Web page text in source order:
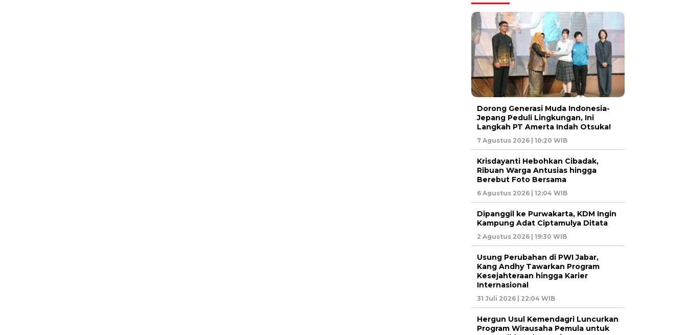
Dorong Generasi Muda Indonesia-
Jepang Peduli Lingkungan, Ini
Langkah PT Amerta Indah Otsuka!
7 Agustus 2026 | 10:20 WIB
Krisdayanti Hebohkan Cibadak,
Ribuan Warga Antusias hingga
Berebut Foto Bersama
6 Agustus 2026 | 12:04 WIB
Dipanggil ke Purwakarta, KDM Ingin
Kampung Adat Ciptamulya Ditata
2 Agustus 2026 | 19:30 WIB
Usung Perubahan di PWI Jabar,
Kang Andhy Tawarkan Program
Kesejahteraan hingga Karier
Internasional
31 Juli 2026 | 22:04 WIB
Hergun Usul Kemendagri Luncurkan
Program Wirausaha Pemula untuk